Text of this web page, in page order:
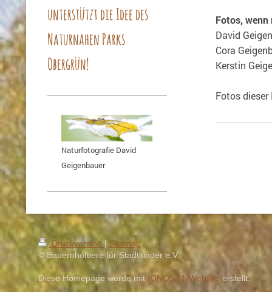
Fotos,
David
Cora
Kerstin
Fotos
unterstützt die Idee des
Naturnahen Parks
Obergrün!
Naturfotografie David
Geigenbauer
Druckversion | Sitemap
© Bauernhoftiere für Stadtkinder e.V.
Diese Homepage wurde mit IONOS MyWebsite erstellt.